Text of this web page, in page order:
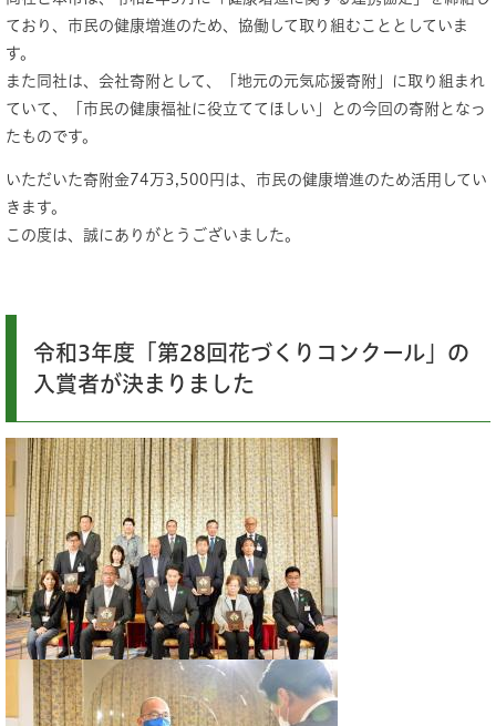
ており、市民の健康増進のため、協働して取り組むこととしていま
す。
また同社は、会社寄附として、「地元の元気応援寄附」に取り組まれ
ていて、「市民の健康福祉に役立ててほしい」との今回の寄附となっ
たものです。
いただいた寄附金74万3,500円は、市民の健康増進のため活用してい
きます。
この度は、誠にありがとうございました。
令和3年度「第28回花づくりコンクール」の
入賞者が決まりました